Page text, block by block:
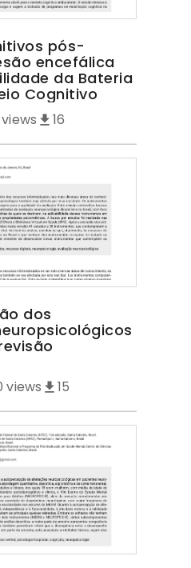
pós-
encefálica
da Bateria
Cognitivo
views 16
dos
views 15